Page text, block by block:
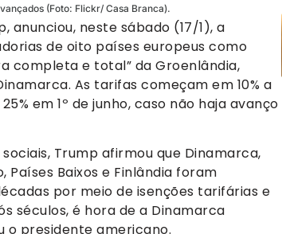
(Foto: Flickr/ Casa Branca).
anunciou, neste sábado (17/1), a
de oito países europeus como
completa e total” da Groenlândia,
As tarifas começam em 10% a
em 1º de junho, caso não haja avanço
Trump afirmou que Dinamarca,
Países Baixos e Finlândia foram
por meio de isenções tarifárias e
séculos, é hora de a Dinamarca
o presidente americano.